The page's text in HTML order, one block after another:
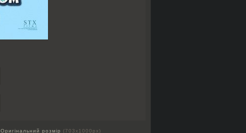
Оригінальний розмір (703x1000px)